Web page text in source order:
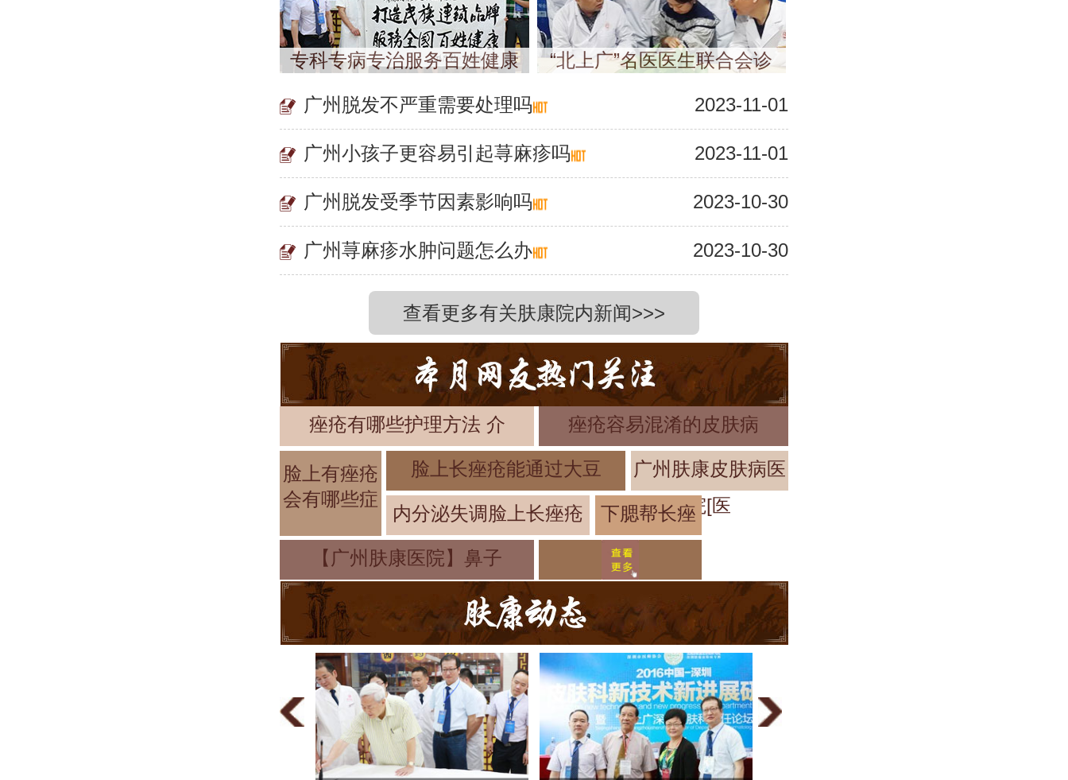
专科专病专治服务百姓健康 “北上广”名医医生联合会诊
广州脱发不严重需要处理吗 2023-11-01
广州小孩子更容易引起荨麻疹吗 2023-11-01
广州脱发受季节因素影响吗 2023-10-30
广州荨麻疹水肿问题怎么办 2023-10-30
查看更多有关肤康院内新闻>>>
痤疮有哪些护理方法 介 痤疮容易混淆的皮肤病
脸上有痤疮
会有哪些症
脸上长痤疮能通过大豆
广州肤康皮肤病医
院[医
内分泌失调脸上长痤疮
下腮帮长痤
疮是什么原
【广州肤康医院】鼻子